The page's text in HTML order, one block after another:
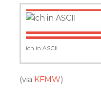
ich in ASCII
(via KFMW)